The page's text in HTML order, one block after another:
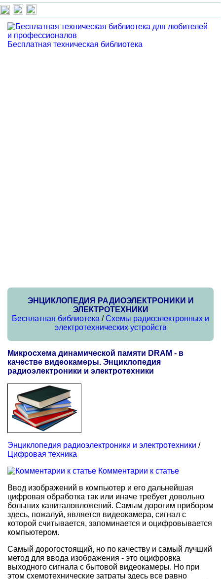
Бесплатная техническая библиотека
ЭНЦИКЛОПЕДИЯ РАДИОЭЛЕКТРОНИКИ И
ЭЛЕКТРОТЕХНИКИ
Бесплатная библиотека /Схемы радиоэлектронных и
электротехнических устройств
Микросхема динамической памяти DRAM - в
качестве видеокамеры. Энциклопедия
радиоэлектроники и электротехники
Энциклопедия радиоэлектроники и электротехники /
Цифровая техника
Комментарии к статье
Ввод изображений в компьютер и его дальнейшая
цифровая обработка так или иначе требует довольно
больших капиталовложений. Самым дорогим прибором
здесь, пожалуй, является видеокамера, сигнал с
которой считывается, запоминается и оцифровывается
компьютером.
Самый дорогостоящий, но по качеству и самый лучший
метод для ввода изображения - это оцифровка
выходного сигнала с бытовой видеокамеры. Но при
этом схемотехнические затраты здесь все равно